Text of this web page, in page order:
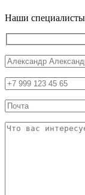
Наши специалисты